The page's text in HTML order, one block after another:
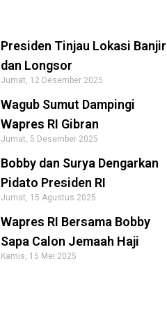
Presiden Tinjau Lokasi Banjir
dan Longsor
Jumat, 12 Desember 2025
Wagub Sumut Dampingi
Wapres RI Gibran
Jumat, 5 Desember 2025
Bobby dan Surya Dengarkan
Pidato Presiden RI
Jumat, 15 Agustus 2025
Wapres RI Bersama Bobby
Sapa Calon Jemaah Haji
Kamis, 15 Mei 2025